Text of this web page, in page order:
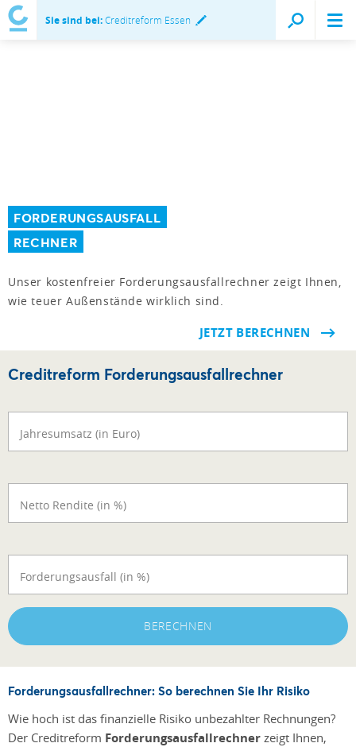
Sie sind bei:Creditreform Essen
FORDERUNGSAUSFALL
RECHNER
Unser kostenfreier Forderungsausfallrechner zeigt Ihnen,
wie teuer Außenstände wirklich sind.
JETZT BERECHNEN
Creditreform Forderungsausfallrechner
Jahresumsatz (in Euro)
Netto Rendite (in %)
Forderungsausfall (in %)
BERECHNEN
Forderungsausfallrechner: So berechnen Sie Ihr Risiko
Wie hoch ist das finanzielle Risiko unbezahlter Rechnungen?
Der Creditreform Forderungsausfallrechner zeigt Ihnen,